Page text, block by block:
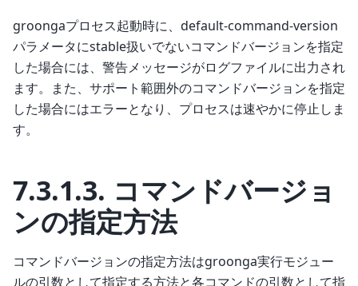
groongaプロセス起動時に、default-command-version
パラメータにstable扱いでないコマンドバージョンを指定
した場合には、警告メッセージがログファイルに出力され
ます。また、サポート範囲外のコマンドバージョンを指定
した場合にはエラーとなり、プロセスは速やかに停止しま
す。
7.3.1.3. コマンドバージョ
ンの指定方法
コマンドバージョンの指定方法はgroonga実行モジュー
ルの引数として指定する方法と各コマンドの引数として指